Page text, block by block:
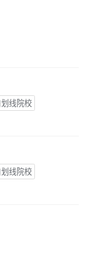
划线院校
划线院校